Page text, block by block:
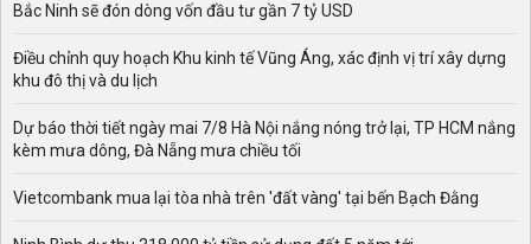
Bắc Ninh sẽ đón dòng vốn đầu tư gần 7 tỷ USD
Điều chỉnh quy hoạch Khu kinh tế Vũng Áng, xác định vị trí xây dựng
khu đô thị và du lịch
Dự báo thời tiết ngày mai 7/8 Hà Nội nắng nóng trở lại, TP HCM nắng
kèm mưa dông, Đà Nẵng mưa chiều tối
Vietcombank mua lại tòa nhà trên 'đất vàng' tại bến Bạch Đằng